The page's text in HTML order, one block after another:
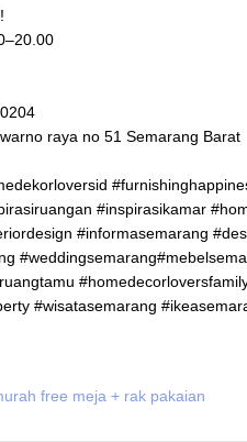
raya no 51 Semarang Barat
#inspirasikamar
#informasemarang
#wisatasemarang
free meja + rak pakaian